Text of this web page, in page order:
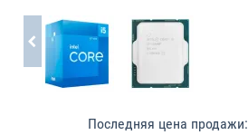
Последняя цена продажи: